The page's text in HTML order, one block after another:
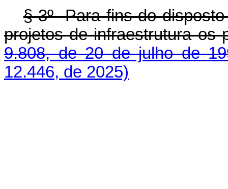
§ 3º Para fins do
projetos de infraestrutura os
9.808, de 20 de julho de
12.446, de 2025)